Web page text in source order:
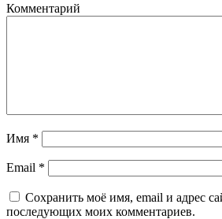
Комментарий
Имя *
Email *
Сохранить моё имя, email и адрес
последующих моих комментариев.